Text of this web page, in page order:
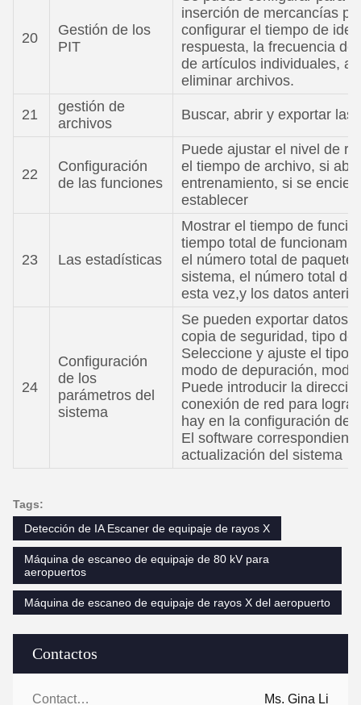
Contactos
Contactos: Ms. Gina Li
20
Gestión de los
PIT
inserción de mercancías
configurar el tiempo de
respuesta, la frecuencia
de artículos individuales,
eliminar archivos.
21
gestión de
archivos
Buscar, abrir y exportar
22
Configuración
de las funciones
Puede ajustar el nivel de
el tiempo de archivo, si
entrenamiento, si se
establecer
23 Las estadísticas
Mostrar el tiempo de
tiempo total de
el número total de
sistema, el número total
esta vez,y los datos
24
Configuración
de los
parámetros del
sistema
Se pueden exportar datos,
copia de seguridad, tipo de
Seleccione y ajuste el tipo
modo de depuración,
Puede introducir la
conexión de red para
hay en la configuración del
El software
actualización del sistema
Tags:
Detección de IA Escaner de equipaje de rayos X
Máquina de escaneo de equipaje de 80 kV para
aeropuertos
Máquina de escaneo de equipaje de rayos X del aeropuerto